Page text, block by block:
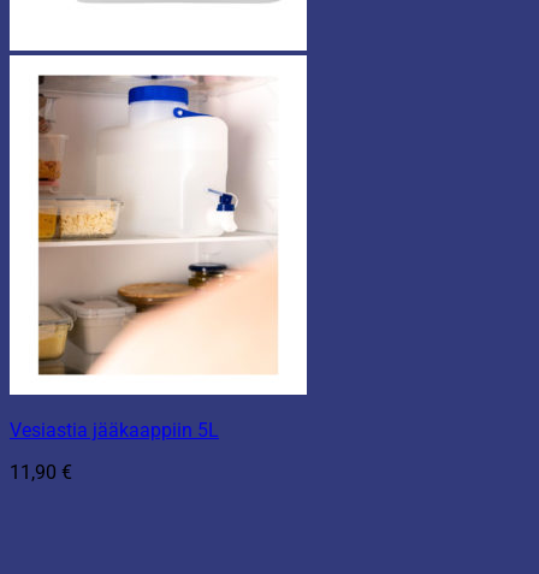
Vesiastia jääkaappiin 5L
11,90 €